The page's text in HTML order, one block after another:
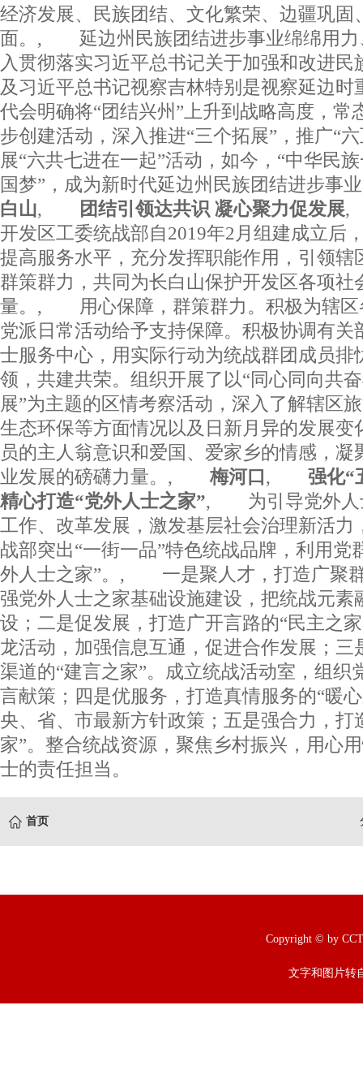
经济发展、民族团结、文化繁荣、边疆巩固
面。, 延边州民族团结进步事业绵绵用力
入贯彻落实习近平总书记关于加强和改进民
及习近平总书记视察吉林特别是视察延边时
代会明确将“团结兴州”上升到战略高度，常
步创建活动，深入推进“三个拓展”，推广“
展“六共七进在一起”活动，如今，“中华民
国梦”，成为新时代延边州民族团结进步
白山, 团结引领达共识 凝心聚力促发展,
开发区工委统战部自2019年2月组建成立后
提高服务水平，充分发挥职能作用，引领辖
群策群力，共同为长白山保护开发区各项社
量。, 用心保障，群策群力。积极为辖区
党派日常活动给予支持保障。积极协调有关
士服务中心，用实际行动为统战群团成
领，共建共荣。组织开展了以“同心同向共
展”为主题的区情考察活动，深入了解辖区
生态环保等方面情况以及日新月异的发展变
员的主人翁意识和爱国、爱家乡的情感，凝
业发展的磅礴力量。, 梅河口, 强化“五
精心打造“党外人士之家”, 为引导党外人
工作、改革发展，激发基层社会治理新活力
战部突出“一街一品”特色统战品牌，利用党
外人士之家”。, 一是聚人才，打造广聚群
强党外人士之家基础设施建设，把统战元素
设；二是促发展，打造广开言路的“民主之
龙活动，加强信息互通，促进合作发展；三
渠道的“建言之家”。成立统战活动室，组织
言献策；四是优服务，打造真情服务的“暖
央、省、市最新方针政策；五是强合力，打
家”。整合统战资源，聚焦乡村振兴，用心
士的责任担当。
首页
Copyright © by
文字和图片转